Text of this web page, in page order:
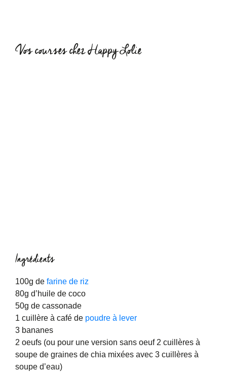
Vos courses chez Happy Lolie
Ingrédients
100g de farine de riz
80g d’huile de coco
50g de cassonade
1 cuillère à café de poudre à lever
3 bananes
2 oeufs (ou pour une version sans oeuf 2 cuillères à
soupe de graines de chia mixées avec 3 cuillères à
soupe d’eau)